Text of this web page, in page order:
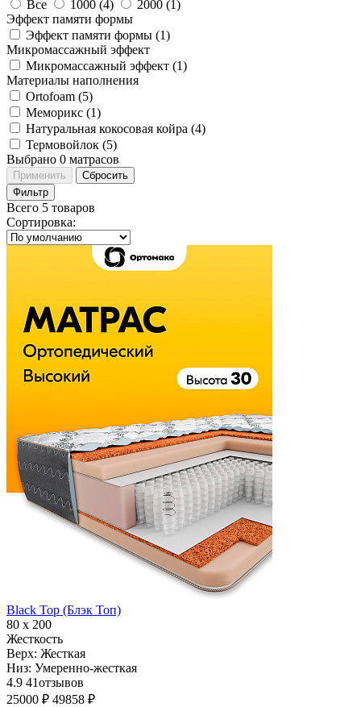
Все 1000 (4) 2000 (1 )
Эффект памяти формы
Эффект памяти формы (1)
Микромассажный эффект
Микромассажный эффект (1)
Материалы наполнения
Ortofoam (5)
Меморикс (1)
Натуральная кокосовая койра (4)
Термовойлок (5)
Выбрано 0 матрасов
Применить
Сбросить
Фильтр
Всего 5 товаров
Сортировка:
Black Top (Блэк Топ)
80 х 200
Жесткость
Верх: Жесткая
Низ: Умеренно-жесткая
4.9 41отзывов
25000 ₽ 49858 ₽